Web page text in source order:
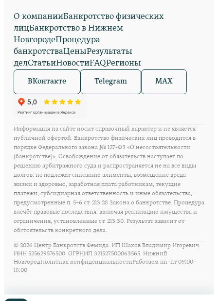
О компанииБанкротство физических
лицБанкротство в Нижнем
НовгородеПроцедура
банкротстваЦеныРезультаты
делСтатьиНовостиFAQРегионы
ВКонтакте Telegram MAX
Информация на сайте носит справочный характер и не является
публичной офертой. Банкротство физических лиц проводится в
порядке Федерального закона № 127-ФЗ «О несостоятельности
(банкротстве)». Освобождение от обязательств наступает по
решению арбитражного суда и распространяется не на все виды
долгов: не подлежат списанию алименты, возмещение вреда
жизни и здоровью, заработная плата работникам, текущие
платежи, субсидиарная ответственность и иные обязательства,
предусмотренные п. 5–6 ст. 213.28 Закона о банкротстве. Процедура
влечёт правовые последствия, включая реализацию имущества и
ограничения, установленные ст. 213.30. Результат зависит от
обстоятельств конкретного дела.
© 2026 Центр Банкротств Фемида. ИП Шахов Владимир Игоревич.
ИНН 525629576500. ОГРНИП 321527500063565. Нижний
НовгородПолитика конфиденциальностиРаботаем пн–пт 09:00–
18:00